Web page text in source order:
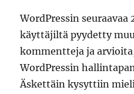
WordPressin
käyttäjiltä pyydetty
kommentteja ja
WordPressin
Äskettäin kysyttiin